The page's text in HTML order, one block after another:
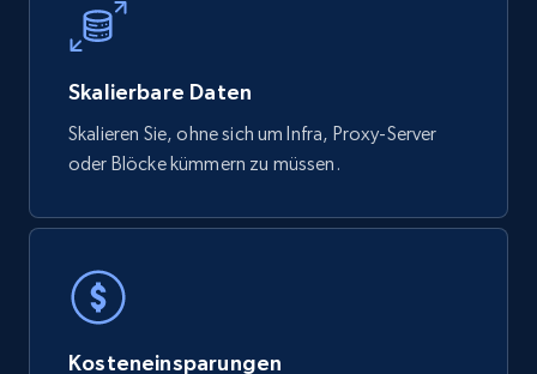
Skalierbare Daten
Skalieren Sie, ohne sich um Infra, Proxy-Server
oder Blöcke kümmern zu müssen.
Kosteneinsparungen